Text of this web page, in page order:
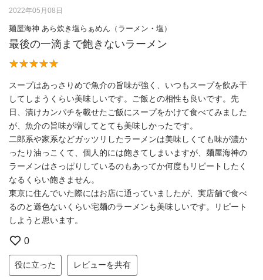
2022年05月08日
麺屋海神 あら炊き塩らぁめん（ラーメン・塩）
最後の一滴まで飽きないラーメン
スープはあっさりめで魚介の旨味が強く、いつもスープを飲み干
してしまうくらい美味しいです。ご飯との相性も良いです。先
日、漬けカンパチを載せたご飯にスープをかけて食べてみました
が、魚介の旨味が増してとても美味しかったです。
二郎系や家系などガッツリしたラーメンは美味しくても味が濃か
ったり油っこくて、個人的には飽きてしまいますが、麺屋海神の
ラーメンはさっぱりしているのもあってか何度もリピートしたく
なるくらい飽きません。
東京に住んでいた際にはお店に通っていましたが、実店舗で食べ
るのと遜色ないくらい宅麺のラーメンも美味しいです。リピート
しようと思います。
0
役に立った レビューを共有